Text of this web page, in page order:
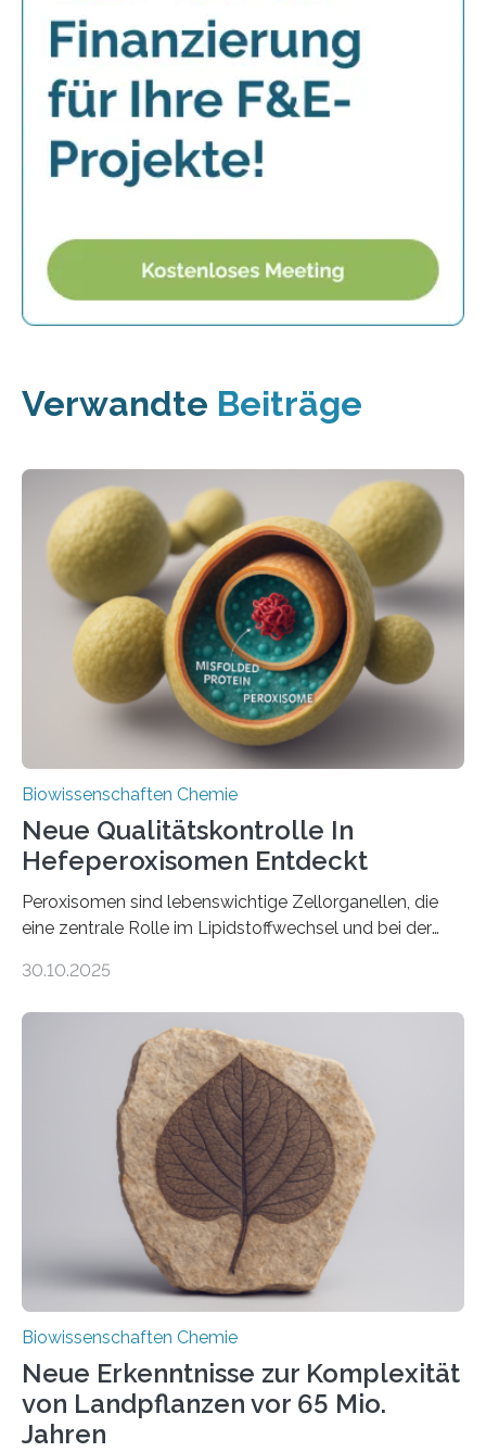
Verwandte Beiträge
Biowissenschaften Chemie
Neue Qualitätskontrolle In
Hefeperoxisomen Entdeckt
Peroxisomen sind lebenswichtige Zellorganellen, die
eine zentrale Rolle im Lipidstoffwechsel und bei der
erfüllen können, müssen zahlreiche Enzyme präzise in
der Ruhr-Universität Bochum um Prof. Dr. Ralf Erdmann
und Dr. Ismaila Francis Yusuf hat nun einen bislang
unbekannten Qualitätskontrollmechanismus des
peroxisomalen Proteintransports in der Bäckerhefe
Saccharomyces cerevisiae entdeckt, der für die
Funktionsfähigkeit der Organellen entscheidend ist. Die
Studie wurde am 28. Oktober 2025 in der
Fachzeitschrift…
30.10.2025
Biowissenschaften Chemie
Neue Erkenntnisse zur Komplexität
von Landpflanzen vor 65 Mio.
Jahren